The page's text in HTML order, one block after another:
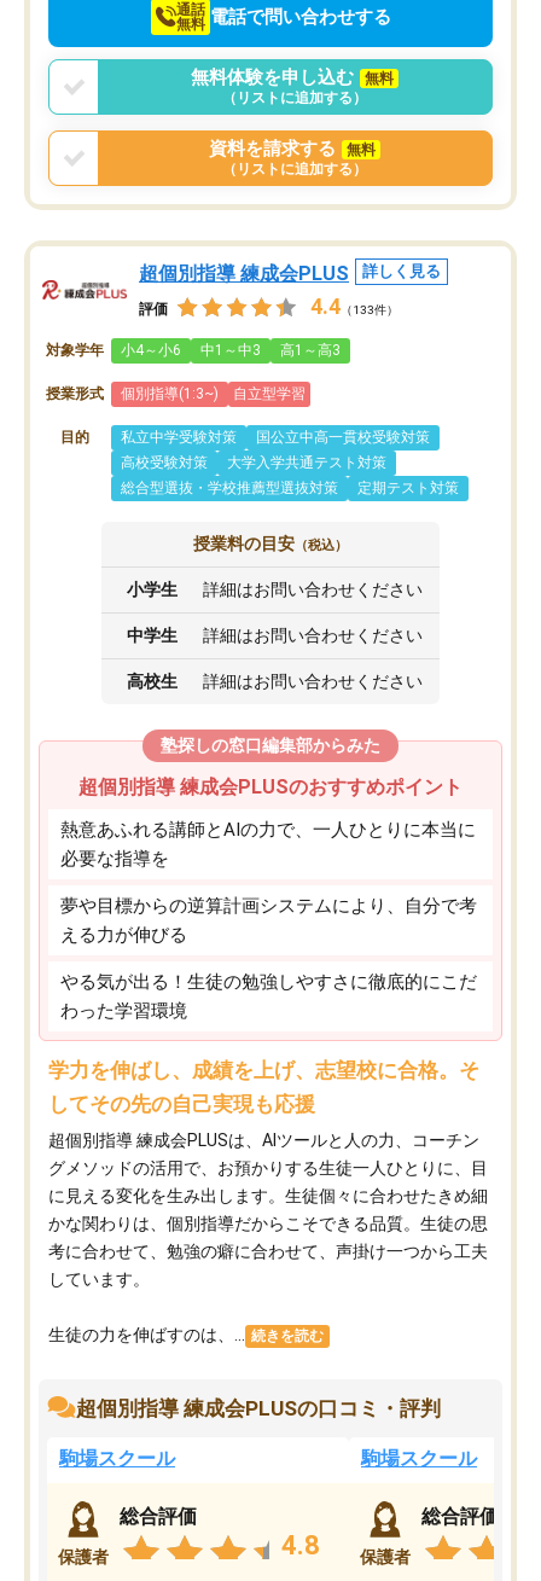
通話
無料 電話で問い合わせする
無料体験を申し込む
無料
（リストに追加する）
資料を請求する
無料
（リストに追加する）
超個別指導 練成会PLUS 詳しく見る
評価 4.4 （133件）
対象学年 小4～小6 中1～中3 高1～高3
授業形式 個別指導(1:3~) 自立型学習
目的 私立中学受験対策
国公立中高一貫校受験対策
高校受験対策
大学入学共通テスト対策
総合型選抜・学校推薦型選抜対策
定期テスト対策
授業料の目安 （税込）
小学生 詳細はお問い合わせください
中学生 詳細はお問い合わせください
高校生 詳細はお問い合わせください
塾探しの窓口編集部からみた
超個別指導 練成会PLUSのおすすめポイント
熱意あふれる講師とAIの力で、一人ひとりに本当に
必要な指導を
夢や目標からの逆算計画システムにより、自分で考
える力が伸びる
やる気が出る！生徒の勉強しやすさに徹底的にこだ
わった学習環境
学力を伸ばし、成績を上げ、志望校に合格。そ
してその先の自己実現も応援
超個別指導 練成会PLUSは、AIツールと人の力、コーチン
グメソッドの活用で、お預かりする生徒一人ひとりに、目
に見える変化を生み出します。生徒個々に合わせたきめ細
かな関わりは、個別指導だからこそできる品質。生徒の思
考に合わせて、勉強の癖に合わせて、声掛け一つから工夫
しています。
生徒の力を伸ばすのは、... 続きを読む
超個別指導 練成会PLUSの口コミ・評判
駒場スクール
保護者
総合評価
4.8
駒場スクール
保護者
総合評価